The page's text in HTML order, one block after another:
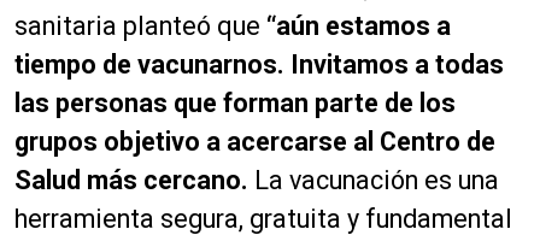
sanitaria planteó que “aún estamos a
tiempo de vacunarnos. Invitamos a todas
las personas que forman parte de los
grupos objetivo a acercarse al Centro de
Salud más cercano. La vacunación es una
herramienta segura, gratuita y fundamental